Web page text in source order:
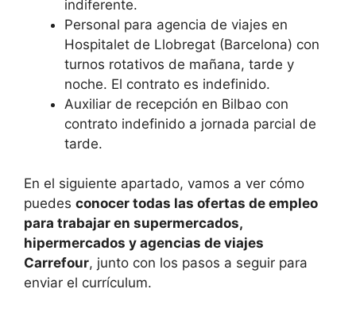
indiferente.
Personal para agencia de viajes en
Hospitalet de Llobregat (Barcelona) con
turnos rotativos de mañana, tarde y
noche. El contrato es indefinido.
Auxiliar de recepción en Bilbao con
contrato indefinido a jornada parcial de
tarde.
En el siguiente apartado, vamos a ver cómo
puedes conocer todas las ofertas de empleo
para trabajar en supermercados,
hipermercados y agencias de viajes
Carrefour, junto con los pasos a seguir para
enviar el currículum.